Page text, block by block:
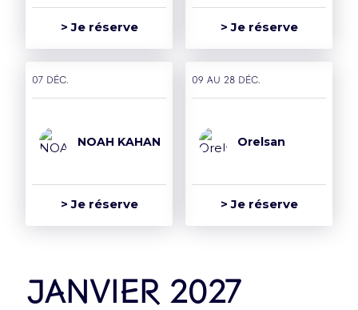
> Je réserve > Je réserve
07 déc.
NOAH KAHAN
> Je réserve
09 AU 28 déc.
Orelsan
> Je réserve
janvier 2027